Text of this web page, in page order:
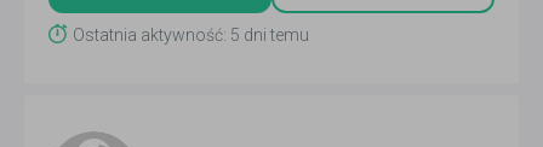
Ostatnia aktywność: 5 dni temu